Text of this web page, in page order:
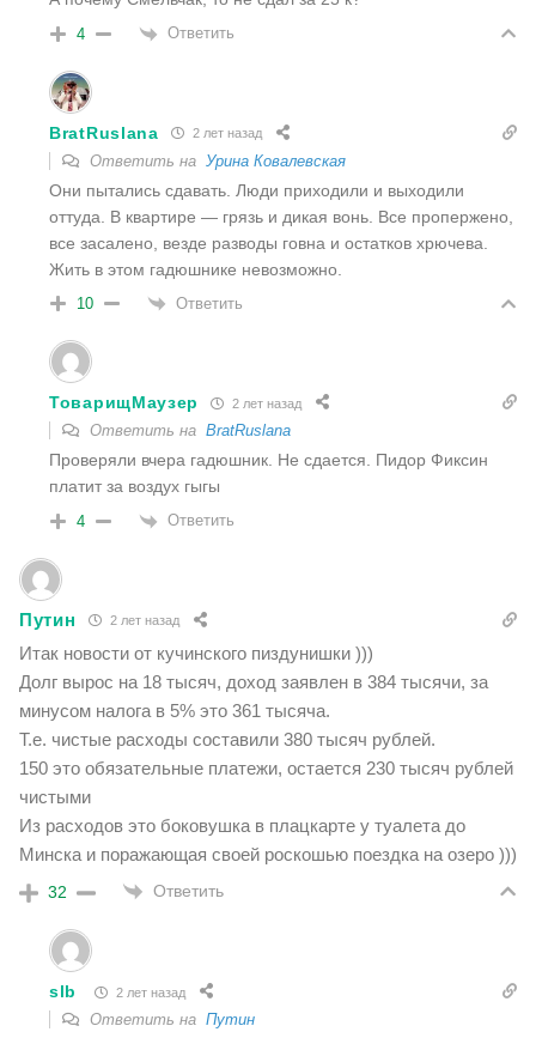
4 Ответить
BratRuslana 2 лет назад
Ответить на Урина Ковалевская
Они пытались сдавать. Люди приходили и выходили
оттуда. В квартире — грязь и дикая вонь. Все пропержено,
все засалено, везде разводы говна и остатков хрючева.
Жить в этом гадюшнике невозможно.
10 Ответить
ТоварищМаузер 2 лет назад
Ответить на BratRuslana
Проверяли вчера гадюшник. Не сдается. Пидор Фиксин
платит за воздух гыгы
4 Ответить
Путин 2 лет назад
Итак новости от кучинского пиздунишки )))
Долг вырос на 18 тысяч, доход заявлен в 384 тысячи, за
минусом налога в 5% это 361 тысяча.
Т.е. чистые расходы составили 380 тысяч рублей.
150 это обязательные платежи, остается 230 тысяч рублей
чистыми
Из расходов это боковушка в плацкарте у туалета до
Минска и поражающая своей роскошью поездка на озеро )))
32 Ответить
slb 2 лет назад
Ответить на Путин